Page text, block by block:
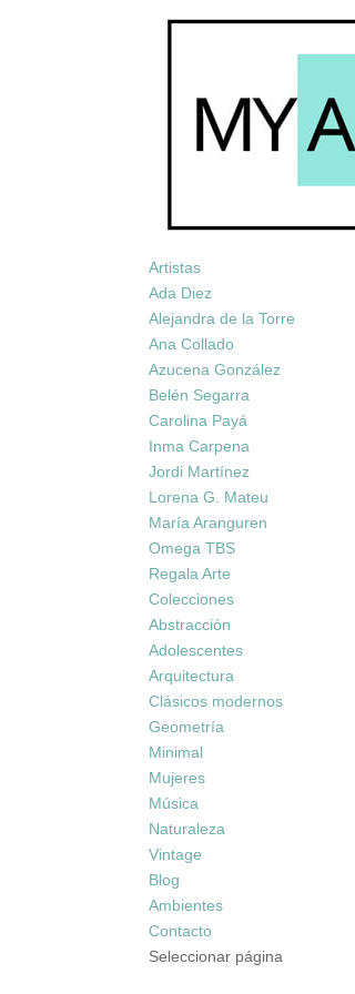
Artistas
Ada Diez
Alejandra de la Torre
Ana Collado
Azucena González
Belén Segarra
Carolina Payá
Inma Carpena
Jordi Martínez
Lorena G. Mateu
María Aranguren
Omega TBS
Regala Arte
Colecciones
Abstracción
Adolescentes
Arquitectura
Clásicos modernos
Geometría
Minimal
Mujeres
Música
Naturaleza
Vintage
Blog
Ambientes
Contacto
Seleccionar página